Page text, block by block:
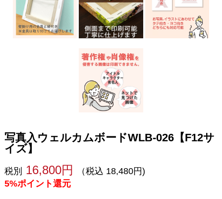
写真入ウェルカムボードWLB-026【F12サ
イズ】
税別 16,800円
（税込 18,480円)
5%ポイント還元